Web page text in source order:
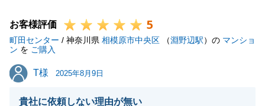
また、不動産のことでお困りのことがございましたら
お気軽にご連絡ください。
お客様評価 5
町田センター / 神奈川県 相模原市中央区 （淵野辺駅）の マンショ
ン を ご購入
T様
T様 2025年8月9日
貴社に依頼しない理由が無い